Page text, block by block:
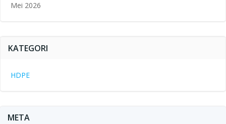
Mei 2026
KATEGORI
HDPE
META